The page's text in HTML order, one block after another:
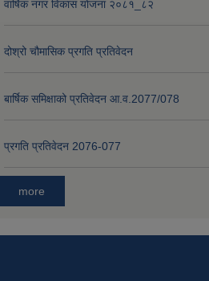
वार्षिक नगर विकास योजना २०८१_८२
दोश्रो चौमासिक प्रगति प्रतिवेदन
बार्षिक समिक्षाको प्रतिवेदन आ.व.2077/078
प्रगति प्रतिवेदन 2076-077
more